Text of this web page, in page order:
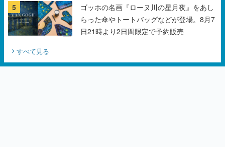
る予定
5
ゴッホの名画『ローヌ川の星月夜』をあし
らった傘やトートバッグなどが登場。8月7
日21時より2日間限定で予約販売
すべて見る